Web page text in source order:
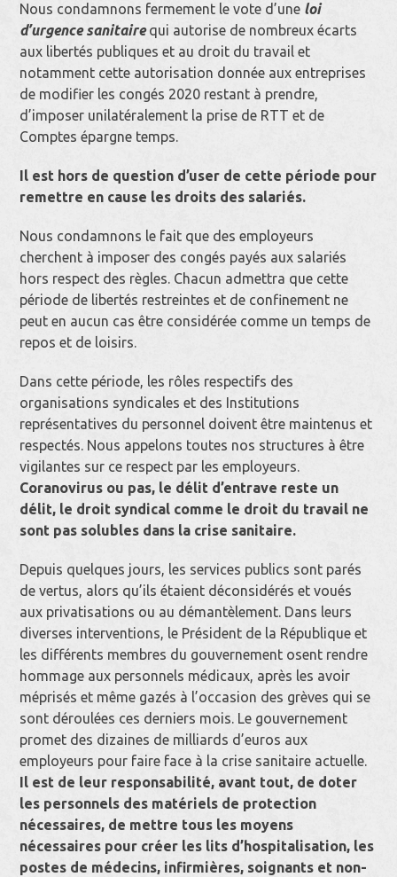
Nous condamnons fermement le vote d’une loi
d’urgence sanitairequi autorise de nombreux écarts
aux libertés publiques et au droit du travail et
notamment cette autorisation donnée aux entreprises
de modifier les congés 2020 restant à prendre,
d’imposer unilatéralement la prise de RTT et de
Comptes épargne temps.
Il est hors de question d’user de cette période pour
remettre en cause les droits des salariés.
Nous condamnons le fait que des employeurs
cherchent à imposer des congés payés aux salariés
hors respect des règles. Chacun admettra que cette
période de libertés restreintes et de confinement ne
peut en aucun cas être considérée comme un temps de
repos et de loisirs.
Dans cette période, les rôles respectifs des
organisations syndicales et des Institutions
représentatives du personnel doivent être maintenus et
respectés. Nous appelons toutes nos structures à être
vigilantes sur ce respect par les employeurs.
Coranovirus ou pas, le délit d’entrave reste un
délit, le droit syndical comme le droit du travail ne
sont pas solubles dans la crise sanitaire.
Depuis quelques jours, les services publics sont parés
de vertus, alors qu’ils étaient déconsidérés et voués
aux privatisations ou au démantèlement. Dans leurs
diverses interventions, le Président de la République et
les différents membres du gouvernement osent rendre
hommage aux personnels médicaux, après les avoir
méprisés et même gazés à l’occasion des grèves qui se
sont déroulées ces derniers mois. Le gouvernement
promet des dizaines de milliards d’euros aux
employeurs pour faire face à la crise sanitaire actuelle.
Il est de leur responsabilité, avant tout, de doter
les personnels des matériels de protection
nécessaires, de mettre tous les moyens
nécessaires pour créer les lits d’hospitalisation, les
postes de médecins, infirmières, soignants et non-